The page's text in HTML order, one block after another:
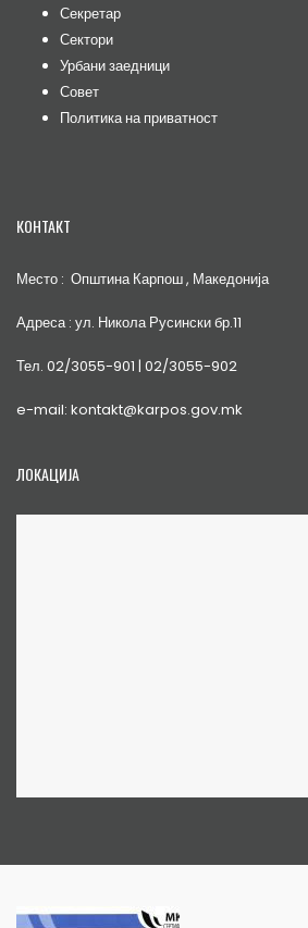
Секретар
Сектори
Урбани заедници
Совет
Политика на приватност
КОНТАКТ
Место : Општина Карпош , Македонија
Адреса : ул. Никола Русински бр.11
Тел. 02/3055-901 | 02/3055-902
e-mail: kontakt@karpos.gov.mk
ЛОКАЦИЈА